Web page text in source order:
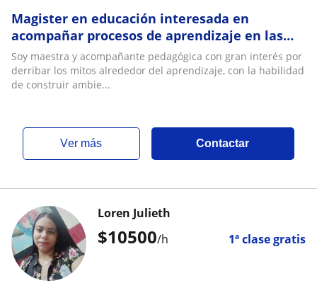
Magister en educación interesada en
acompañar procesos de aprendizaje en las
disciplinas de las ciencias sociales
Soy maestra y acompañante pedagógica con gran interés por
derribar los mitos alrededor del aprendizaje, con la habilidad
de construir ambie...
ver más Contactar
$10500/h 1ª clase gratis
Loren Julieth